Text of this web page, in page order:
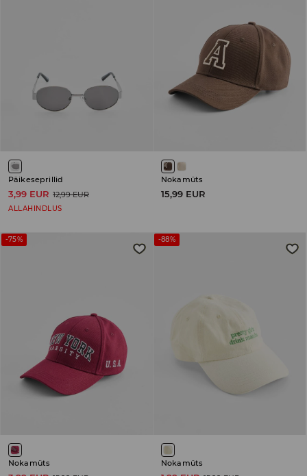
Päikeseprillid
3,99 EUR 12,99 EUR
ALLAHINDLUS
Nokamüts
15,99 EUR
-75%
Nokamüts
-88%
Nokamüts